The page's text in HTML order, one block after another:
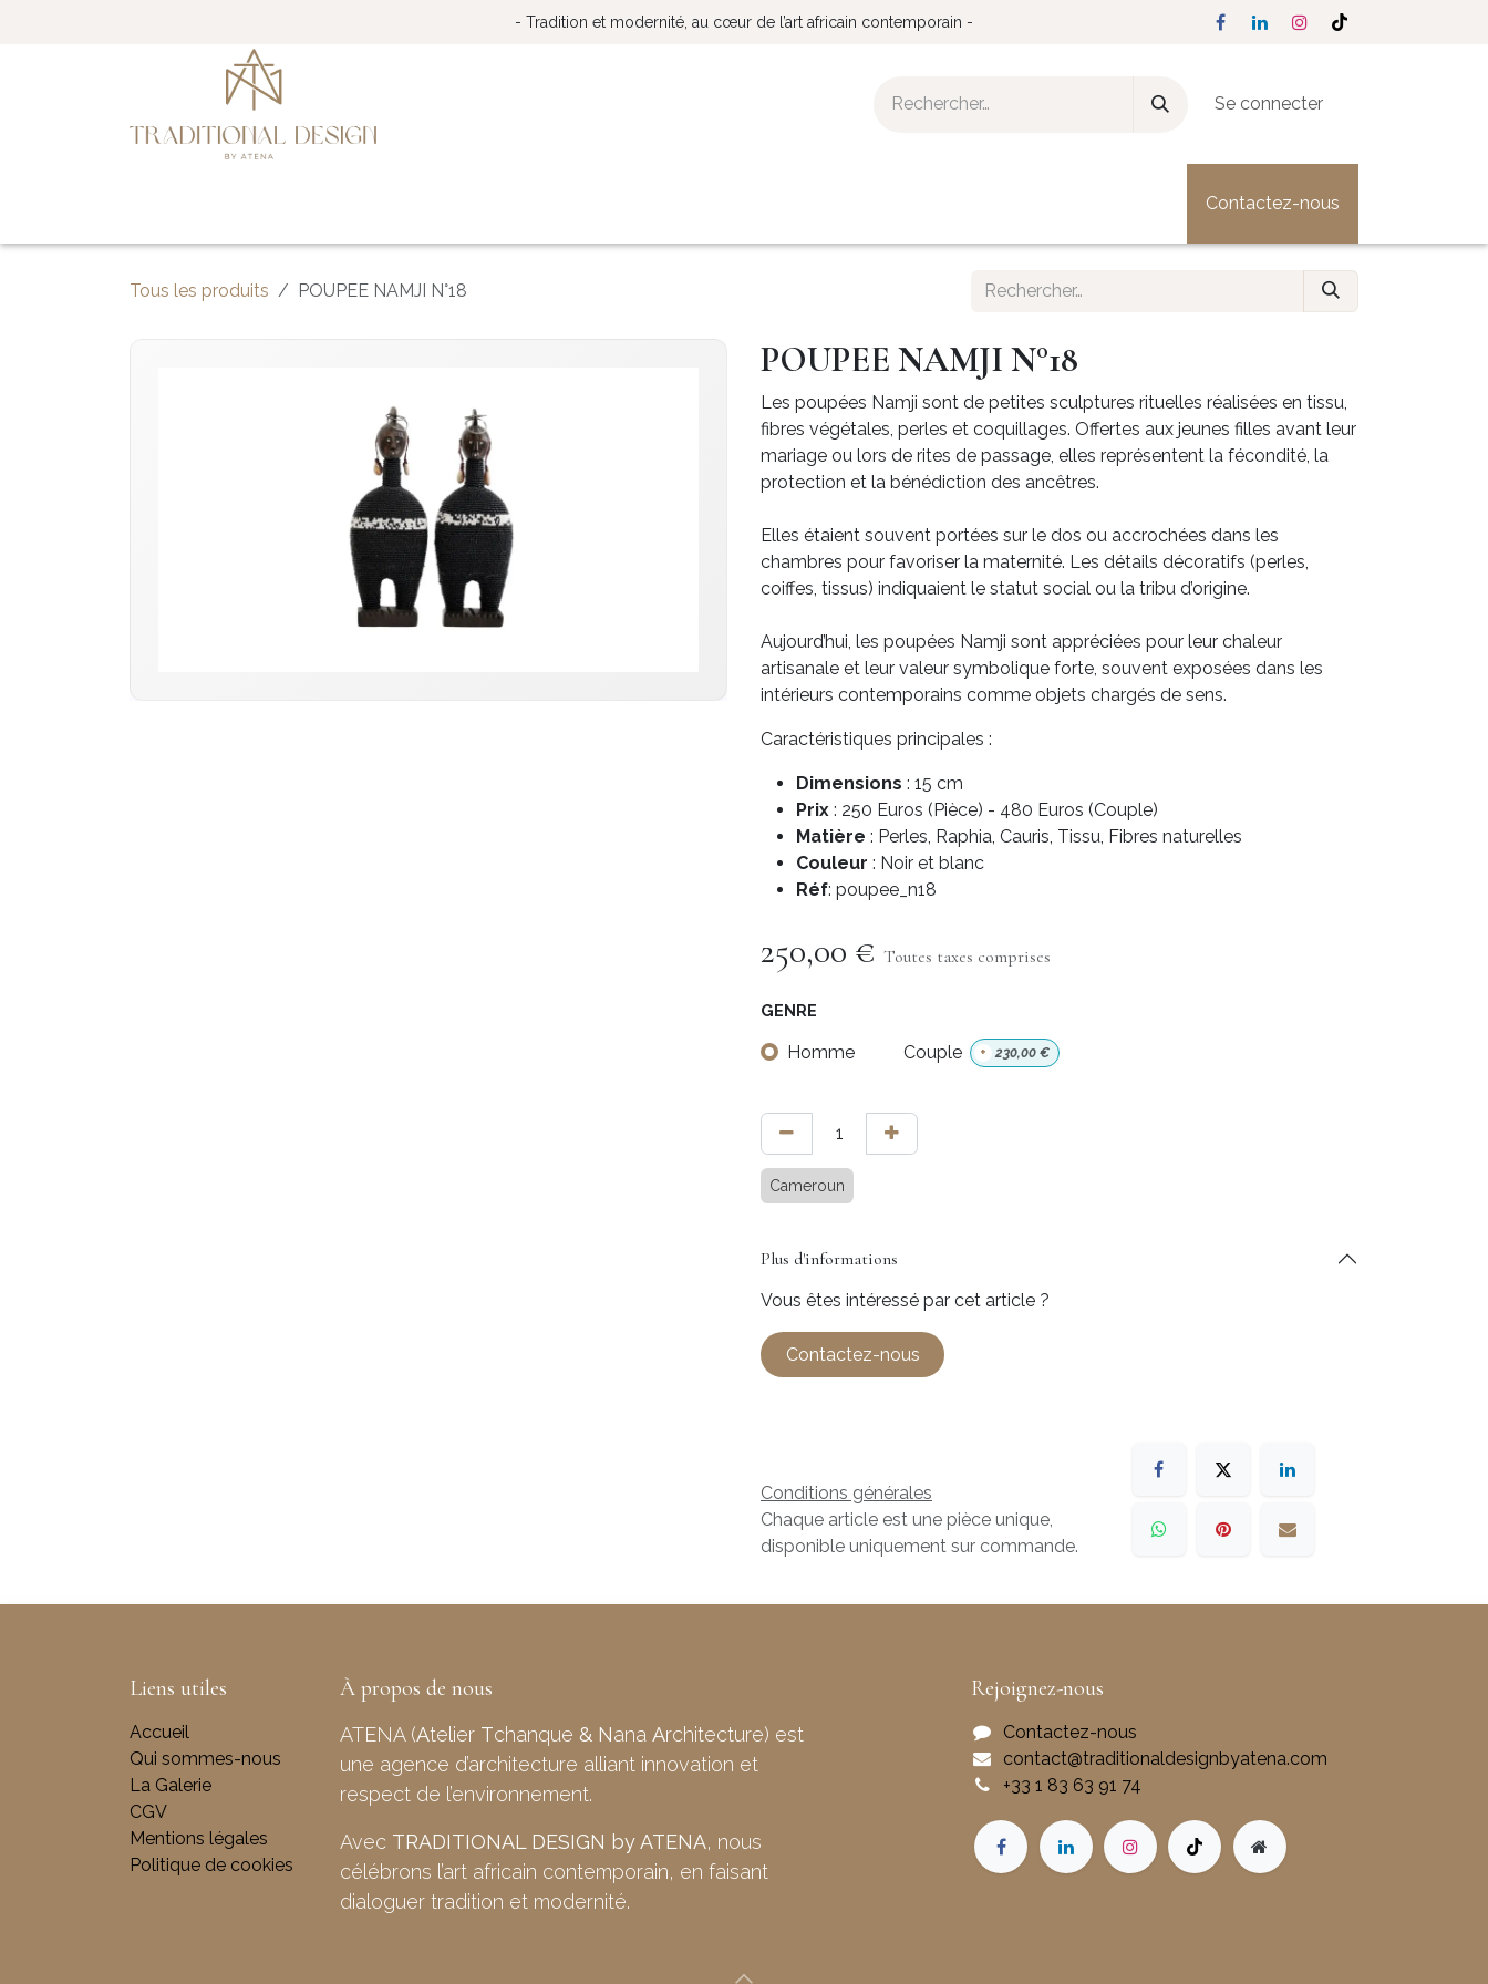
- Tradition et modernité, au cœur de l’art africain contemporain -
Se connecter
Contactez-nous
Tous les produits POUPEE NAMJI N°18
POUPEE NAMJI N°18
Les poupées Namji sont de petites sculptures rituelles réalisées en tissu,
fibres végétales, perles et coquillages. Offertes aux jeunes filles avant leur
mariage ou lors de rites de passage, elles représentent la fécondité, la
protection et la bénédiction des ancêtres.
Elles étaient souvent portées sur le dos ou accrochées dans les
chambres pour favoriser la maternité. Les détails décoratifs (perles,
coiffes, tissus) indiquaient le statut social ou la tribu d’origine.
Aujourd’hui, les poupées Namji sont appréciées pour leur chaleur
artisanale et leur valeur symbolique forte, souvent exposées dans les
intérieurs contemporains comme objets chargés de sens.
Caractéristiques principales :
Dimensions : 15 cm
Prix : 250 Euros (Pièce) - 480 Euros (Couple)
Matière : Perles, Raphia, Cauris, Tissu, Fibres naturelles
Couleur : Noir et blanc
Réf: poupee_n18
250,00 € Toutes taxes comprises
GENRE
Homme Couple + 230,00 €
Cameroun
Plus d'informations
Vous êtes intéressé par cet article ?
Contactez-nous
Conditions générales
Chaque article est une pièce unique,
disponible uniquement sur commande.
Liens utiles
Accueil
Qui sommes-nous
La Galerie
CGV
Mentions légales
Politique de cookies
À propos de nous
ATENA (Atelier Tchanque & Nana Architecture) est
une agence d’architecture alliant innovation et
respect de l’environnement.
Avec TRADITIONAL DESIGN by ATENA, nous
célébrons l’art africain contemporain, en faisant
dialoguer tradition et modernité.
Rejoignez-nous
Contactez-nous
contact@traditionaldesignbyatena.com
+33 1 83 63 91 74